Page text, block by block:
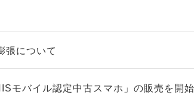
張について
モバイル認定中古スマホ」の販売を開始